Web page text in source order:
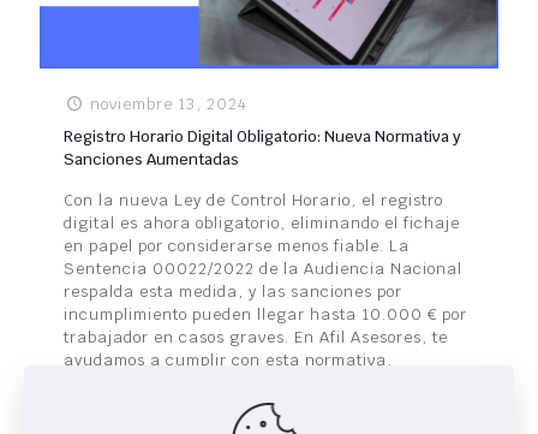
noviembre 13, 2024
Registro Horario Digital Obligatorio: Nueva Normativa y
Sanciones Aumentadas
Con la nueva Ley de Control Horario, el registro
digital es ahora obligatorio, eliminando el fichaje
en papel por considerarse menos fiable. La
Sentencia 00022/2022 de la Audiencia Nacional
respalda esta medida, y las sanciones por
incumplimiento pueden llegar hasta 10.000 € por
trabajador en casos graves. En Afil Asesores, te
ayudamos a cumplir con esta normativa,
registro digital eficiente y actualizado. ¡Contacta
con nosotros y evita sanciones!